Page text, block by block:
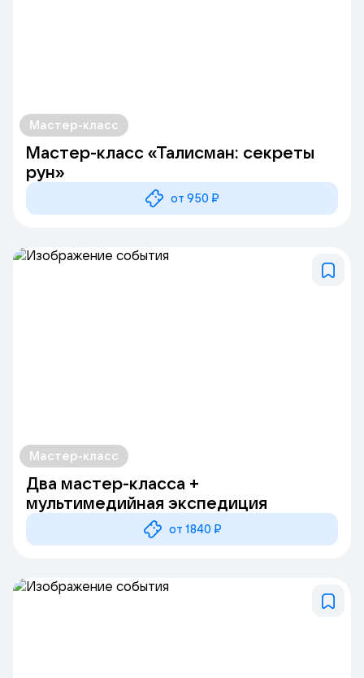
Мастер-класс
Мастер-класс «Талисман: секреты
рун»
от 950 ₽
Мастер-класс
Два мастер-класса +
мультимедийная экспедиция
от 1840 ₽